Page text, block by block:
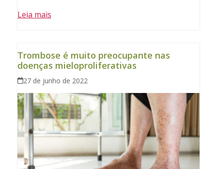
Leia mais
Trombose é muito preocupante nas
doenças mieloproliferativas
27 de junho de 2022